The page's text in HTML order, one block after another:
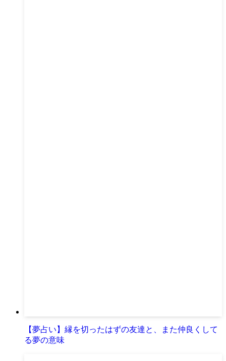
【夢占い】縁を切ったはずの友達と、また仲良くして
る夢の意味